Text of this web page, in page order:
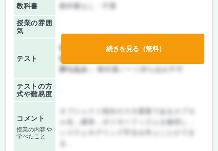
教科書 教科書なし・不要
授業の雰囲
気
テスト
前期/中間：
テスト・レポート両方なし
後期/期末：
持ち込み：
教科書ノート持ち込み不可
テストの方
式や難易度
コメント
授業の内容や
学べたこと
オブジェクト指向の３大要素であるカプセ
ル化，継承，ポリモーフィズムを修得し，
続きを見る（無料）